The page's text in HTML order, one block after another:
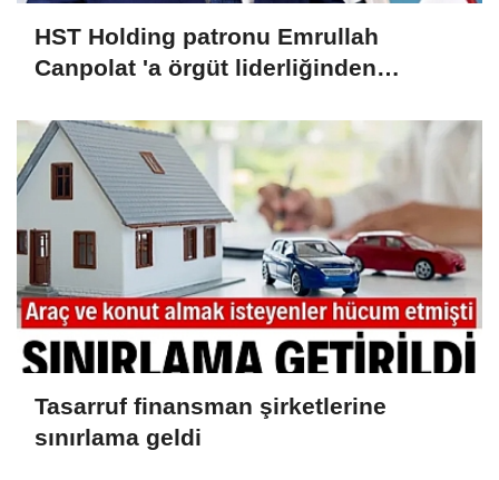
HST Holding patronu Emrullah
Canpolat 'a örgüt liderliğinden
malvarlığına el konuldu
Tasarruf finansman şirketlerine
sınırlama geldi